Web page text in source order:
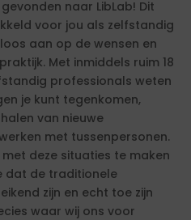
naar LibLab! Dit
voor jou als zelfstandig
aan op de wensen en
Met inmiddels ruim 18
professionals weten
je kunt tegenkomen,
van nieuwe
met tussenpersonen.
deze situaties te maken
dat de traditionele
zijn en echt toe zijn
waar wij ons voor